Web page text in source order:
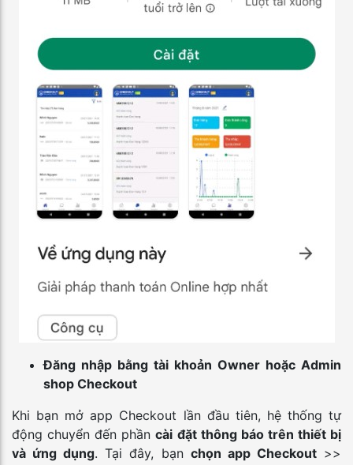
Đăng nhập bằng tài khoản Owner hoặc Admin
shop Checkout
Khi bạn mở app Checkout lần đầu tiên, hệ thống tự
động chuyển đến phầncài đặt thông báo trên thiết bị
và ứng dụng. Tại đây, bạn chọn app Checkout>>